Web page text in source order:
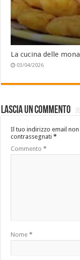
La cucina delle
03/04/2026
Lascia un commento
Il tuo indirizzo email
contrassegnati*
Commento*
Nome*